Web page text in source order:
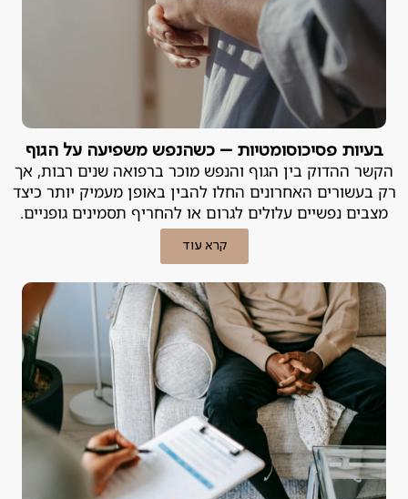
בעיות פסיכוסומטיות – כשהנפש משפיעה על הגוף
הקשר ההדוק בין הגוף והנפש מוכר ברפואה שנים רבות, אך
רק בעשורים האחרונים החלו להבין באופן מעמיק יותר כיצד
מצבים נפשיים עלולים לגרום או להחריף תסמינים גופניים.
קרא עוד